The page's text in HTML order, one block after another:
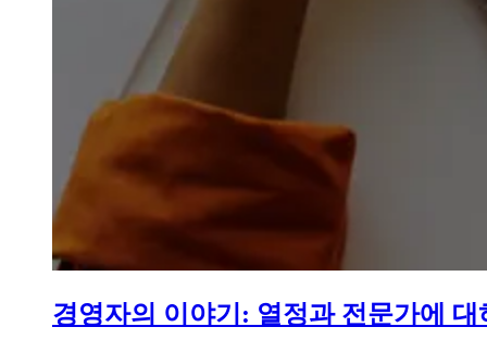
경영자의 이야기: 열정과 전문가에 대